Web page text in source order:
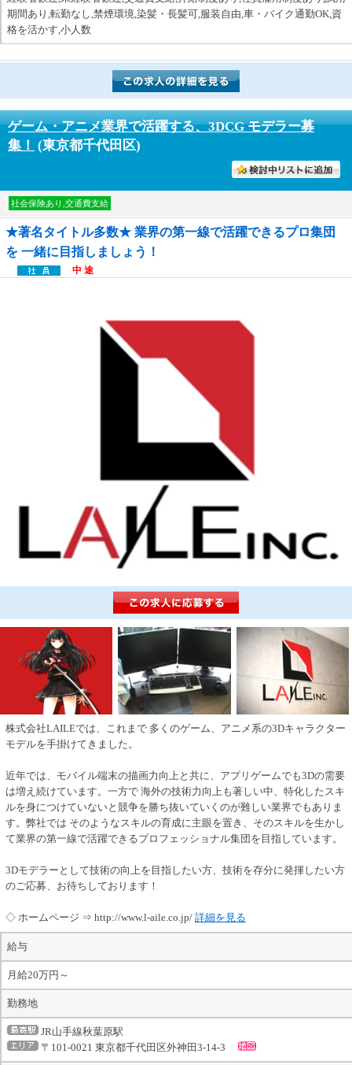
期間あり,転勤なし,禁煙環境,染髪・長髪可,服装自由,車・バイク通勤OK,資
格を活かす,小人数
ゲーム・アニメ業界で活躍する、3DCG モデラー募
集！ (東京都千代田区)
社会保険あり,交通費支給
★著名タイトル多数★ 業界の第一線で活躍できるプロ集団
を 一緒に目指しましょう！
中 途
株式会社LAILEでは、これまで 多くのゲーム、アニメ系の3Dキャラクター
モデルを手掛けてきました。
近年では、モバイル端末の描画力向上と共に、アプリゲームでも3Dの需要
は増え続けています。一方で 海外の技術力向上も著しい中、特化したスキ
ルを身につけていないと競争を勝ち抜いていくのが難しい業界でもありま
す。弊社では そのようなスキルの育成に主眼を置き、そのスキルを生かし
て業界の第一線で活躍できるプロフェッショナル集団を目指しています。
3Dモデラーとして技術の向上を目指したい方、技術を存分に発揮したい方
のご応募、お待ちしております！
◇ ホームページ ⇒ http://www.l-aile.co.jp/ 詳細を見る
給与
月給20万円～
勤務地
JR山手線秋葉原駅
〒101-0021 東京都千代田区外神田3-14-3